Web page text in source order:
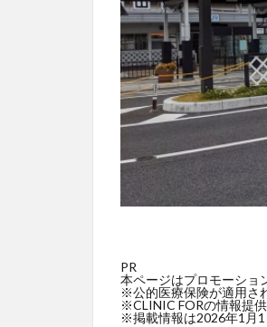
PR
本ページはプロモーショ
※公的医療保険が適用さ
※CLINIC FORの情報提
※掲載情報は2026年1月1